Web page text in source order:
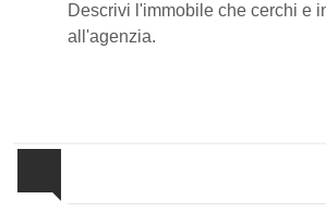
Descrivi l'immobile che cerchi e
all'agenzia.